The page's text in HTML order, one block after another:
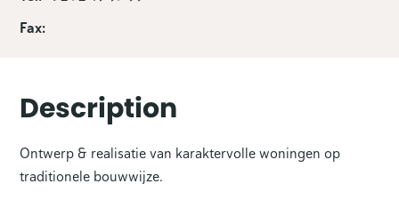
Fax:
Description
Ontwerp & realisatie van karaktervolle woningen op
traditionele bouwwijze.